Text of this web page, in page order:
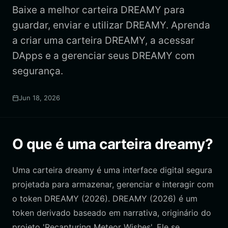
Baixe a melhor carteira DREAMY para
guardar, enviar e utilizar DREAMY. Aprenda
a criar uma carteira DREAMY, a acessar
DApps e a gerenciar seus DREAMY com
segurança.
Jun 18, 2026
O que é uma carteira dreamy?
Uma carteira dreamy é uma interface digital segura
projetada para armazenar, gerenciar e interagir com
o token DREAMY (2026). DREAMY (2026) é um
token derivado baseado em narrativa, originário do